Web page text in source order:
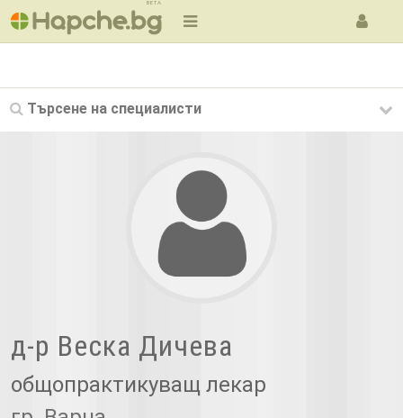
BETA
Търсене на специалисти
д-р Веска Дичева
общопрактикуващ лекар